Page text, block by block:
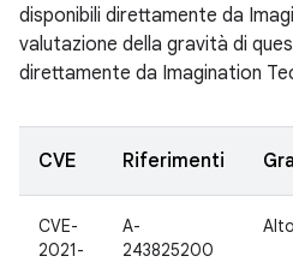
disponibili direttamente da
valutazione della gravità di
direttamente da Imagination
CVE Riferimenti
CVE-
2021-
A-
243825200
Alto